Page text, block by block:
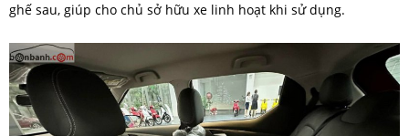
ghế sau, giúp cho chủ sở hữu xe linh hoạt khi sử dụng.